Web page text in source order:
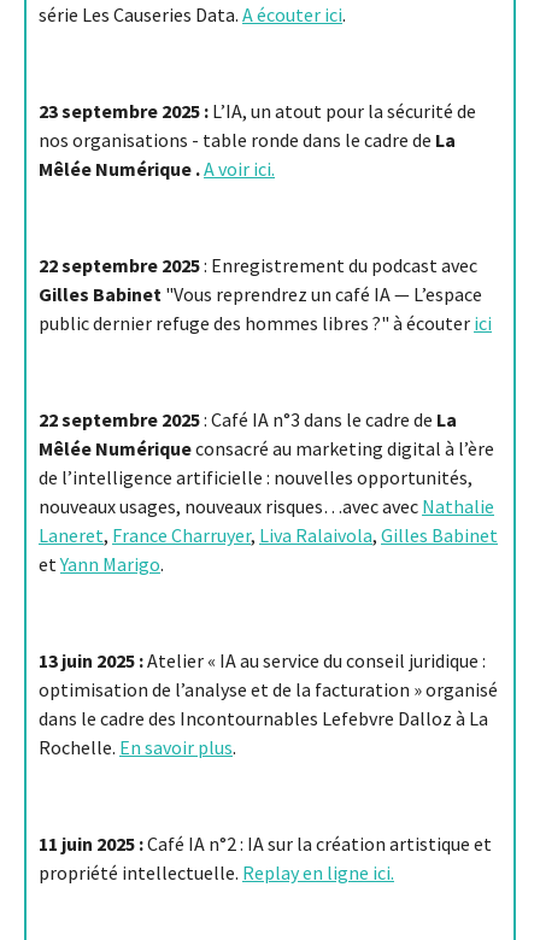
série Les Causeries Data. A écouter ici.
23 septembre 2025 : L’IA, un atout pour la sécurité de
nos organisations - table ronde dans le cadre de La
Mêlée Numérique .A voir ici.
22 septembre 2025: Enregistrement du podcast avec
Gilles Babinet "Vous reprendrez un café IA — L’espace
public dernier refuge des hommes libres ?" à écouter ici
22 septembre 2025: Café IA n°3 dans le cadre de La
Mêlée Numériqueconsacré au marketing digital à l’ère
de l’intelligence artificielle : nouvelles opportunités,
nouveaux usages, nouveaux risques…avec avec Nathalie
Laneret, France Charruyer, Liva Ralaivola, Gilles Babinet
etYann Marigo.
13 juin 2025 :Atelier « IA au service du conseil juridique :
optimisation de l’analyse et de la facturation » organisé
dans le cadre des Incontournables Lefebvre Dalloz à La
Rochelle. En savoir plus.
11 juin 2025 :Café IA n°2 : IA sur la création artistique et
propriété intellectuelle. Replay en ligne ici.